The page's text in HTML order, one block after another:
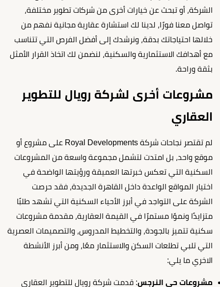
الشركة، أو تبحث عن خيارات أخرى من شركات تطوير مختلفة،
تواصل معنا فورًا، لدينا لك استشارة عقارية مجانية نفهم من
خلالها احتياجاتك بدقة، ونرشدك إلى أفضل الفرص التي تتناسب
مع أهدافك الاستثمارية والسكنية، لنضمن لك اتخاذ القرار الأمثل
بثقة وراحة.
مشروعات أخرى لشركة رويال للتطوير
العقاري
لم تقتصر نجاحات شركة Royal Developments على مشروع أو
موقع واحد، بل امتدت لتشمل مجموعة واسعة من المشروعات
السكنية التي تعكس خبرتها العميقة ورؤيتها الواضحة في
اختيار المواقع الواعدة داخل القاهرة الجديدة، فقد حرصت
الشركة على التواجد في أبرز الأحياء السكنية التي تشهد طلبًا
متزايدًا ونموًا مستمرًا في القيمة العقارية، مقدمة مشروعات
سكنية تتميز بالجودة، والتخطيط المدروس، والتصميمات العصرية
التي تلبي تطلعات السكن والاستثمار معًا، ومن أبرز الأنشطة
الاخري ما يلي:
مشروعات حي النرجس: قدمت شركة رويال للتطوير العقاري